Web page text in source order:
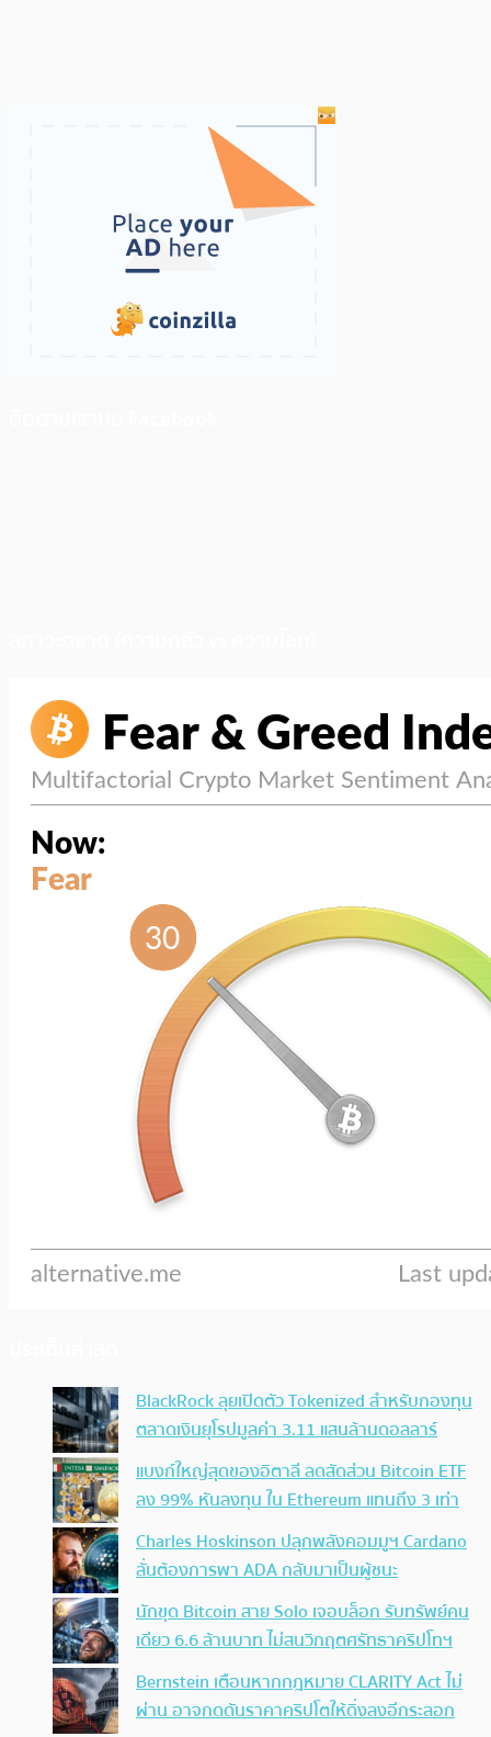
BlackRock ลุยเปิดตัว Tokenized สำหรับกองทุน
ตลาดเงินยุโรปมูลค่า 3.11 แสนล้านดอลลาร์
แบงก์ใหญ่สุดของอิตาลี ลดสัดส่วน Bitcoin ETF
ลง 99% หันลงทุน ใน Ethereum แทนถึง 3 เท่า
Charles Hoskinson ปลุกพลังคอมมูฯ Cardano
ลั่นต้องการพา ADA กลับมาเป็นผู้ชนะ
นักขุด Bitcoin สาย Solo เจอบล็อก รับทรัพย์คน
เดียว 6.6 ล้านบาท ไม่สนวิกฤตศรัทธาคริปโทฯ
Bernstein เตือนหากกฎหมาย CLARITY Act ไม่
ผ่าน อาจกดดันราคาคริปโตให้ดิ่งลงอีกระลอก